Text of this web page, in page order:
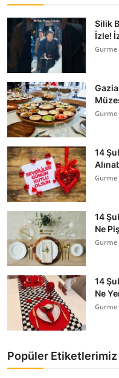
Silik
İzle!
Gurme
Gurme
14
Gurme
14
Ne
Gurme
14
Ne
Gurme
Popüler Etiketlerimiz